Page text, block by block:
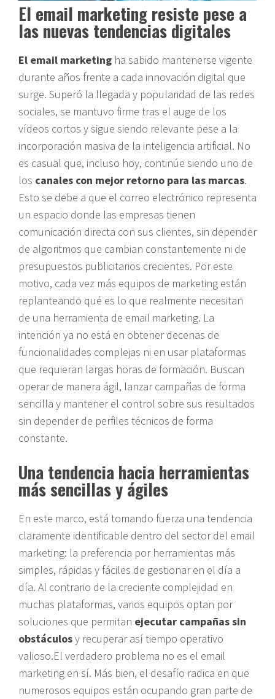
El email marketing resiste pese a
las nuevas tendencias digitales
El email marketing ha sabido mantenerse vigente
durante años frente a cada innovación digital que
surge. Superó la llegada y popularidad de las redes
sociales, se mantuvo firme tras el auge de los
vídeos cortos y sigue siendo relevante pese a la
incorporación masiva de la inteligencia artificial. No
es casual que, incluso hoy, continúe siendo uno de
los canales con mejor retorno para las marcas.
Esto se debe a que el correo electrónico representa
un espacio donde las empresas tienen
comunicación directa con sus clientes, sin depender
de algoritmos que cambian constantemente ni de
presupuestos publicitarios crecientes. Por este
motivo, cada vez más equipos de marketing están
replanteando qué es lo que realmente necesitan
de una herramienta de email marketing. La
intención ya no está en obtener decenas de
funcionalidades complejas ni en usar plataformas
que requieran largas horas de formación. Buscan
operar de manera ágil, lanzar campañas de forma
sencilla y mantener el control sobre sus resultados
sin depender de perfiles técnicos de forma
constante.
Una tendencia hacia herramientas
más sencillas y ágiles
En este marco, está tomando fuerza una tendencia
claramente identificable dentro del sector del email
marketing: la preferencia por herramientas más
simples, rápidas y fáciles de gestionar en el día a
día. Al contrario de la creciente complejidad en
muchas plataformas, varios equipos optan por
soluciones que permitan ejecutar campañas sin
obstáculosy recuperar así tiempo operativo
valioso.El verdadero problema no es el email
marketing en sí. Más bien, el desafío radica en que
numerosos equipos están ocupando gran parte de